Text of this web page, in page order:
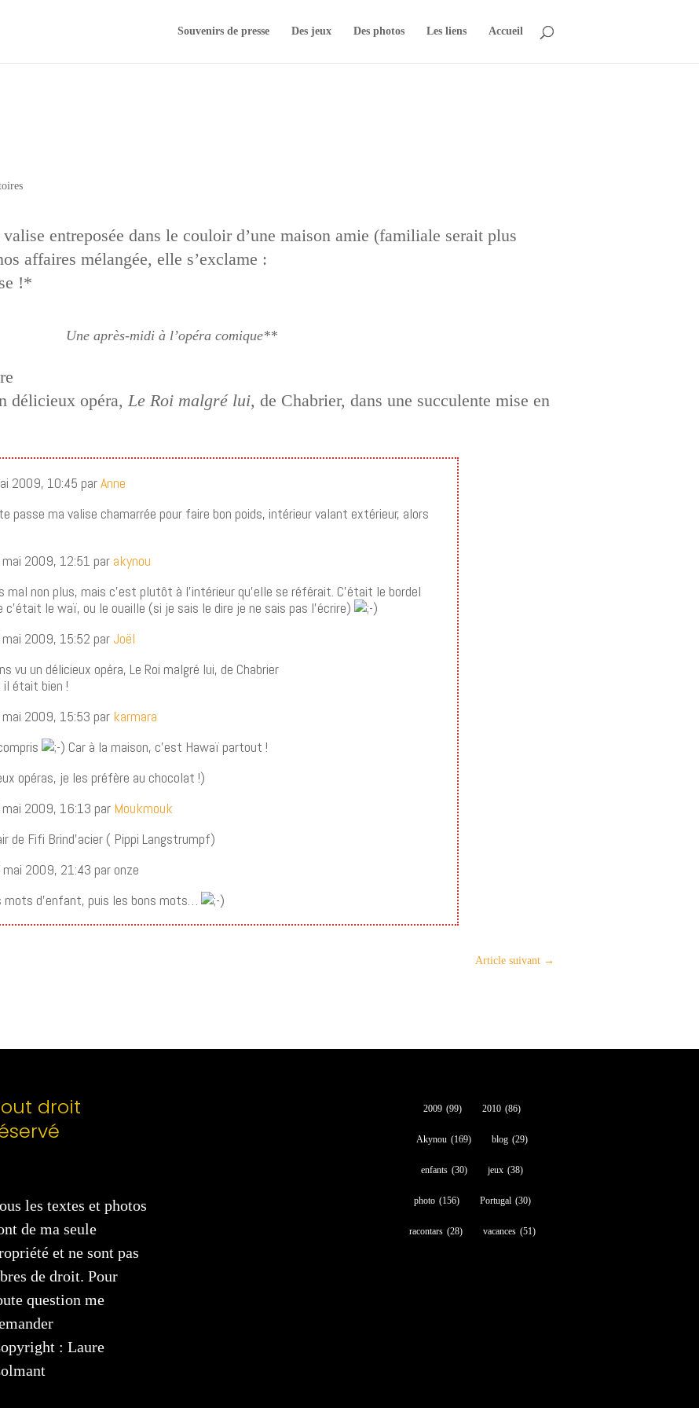
Souvenirs de presse Des jeux Des photos Les liens Accueil
entreposée dans le couloir d’une maison amie (familiale serait plus
affaires mélangée, elle s’exclame :
!*
Une après-midi à l’opéra comique**
délicieux opéra, Le Roi malgré lui, de Chabrier, dans une succulente mise en
2009, 10:45 parAnne
passe ma valise chamarrée pour faire bon poids, intérieur valant extérieur, alors
2009, 12:51 par akynou
mal non plus, mais c’est plutôt à l’intérieur qu’elle se référait. C’était le bordel
c’était le waï, ou le ouaille (si je sais le dire je ne sais pas l’écrire)
2009, 15:52 par Joël
vu un délicieux opéra, Le Roi malgré lui, de Chabrier
était bien !
2009, 15:53 par karmara
Car à la maison, c’est Hawaï partout !
opéras, je les préfère au chocolat !)
mai 2009, 16:13 par Moukmouk
de Fifi Brind’acier ( Pippi Langstrumpf)
2009, 21:43 par onze
mots d’enfant, puis les bons mots…
Article suivant→
droit
les textes et photos
de ma seule
et ne sont pas
de droit. Pour
question me
: Laure
2009 (99) 2010 (86)
Akynou (169) blog (29)
enfants (30) jeux (38)
photo (156) Portugal (30)
racontars (28) vacances (51)